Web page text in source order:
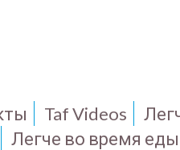
Taf Videos
Легче во время еды